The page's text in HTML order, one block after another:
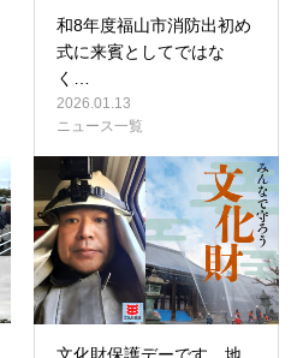
和8年度福山市消防出初め
式に来賓としてではな
く…
2026.01.13
ニュース一覧
文化財保護デーです。地